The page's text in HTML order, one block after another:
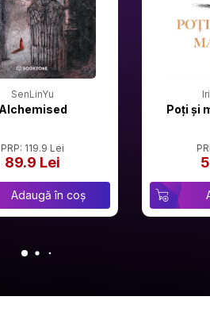
SenLinYu
Alchemised
PRP: 119.9 Lei
89.9 Lei
Adaugă în coș
Poți și